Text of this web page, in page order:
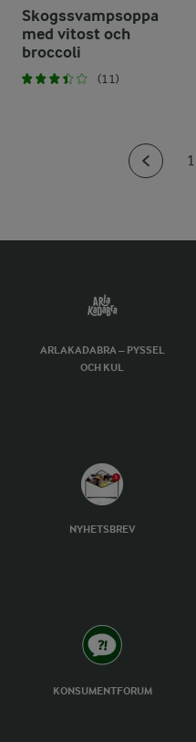
Skogssvampsoppa
med vitost och
broccoli
(11)
1
ARLAKADABRA – PYSSEL
OCH KUL
NYHETSBREV
KONSUMENTFORUM